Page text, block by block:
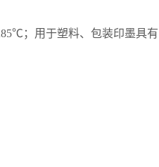
；用于塑料、包装印墨具